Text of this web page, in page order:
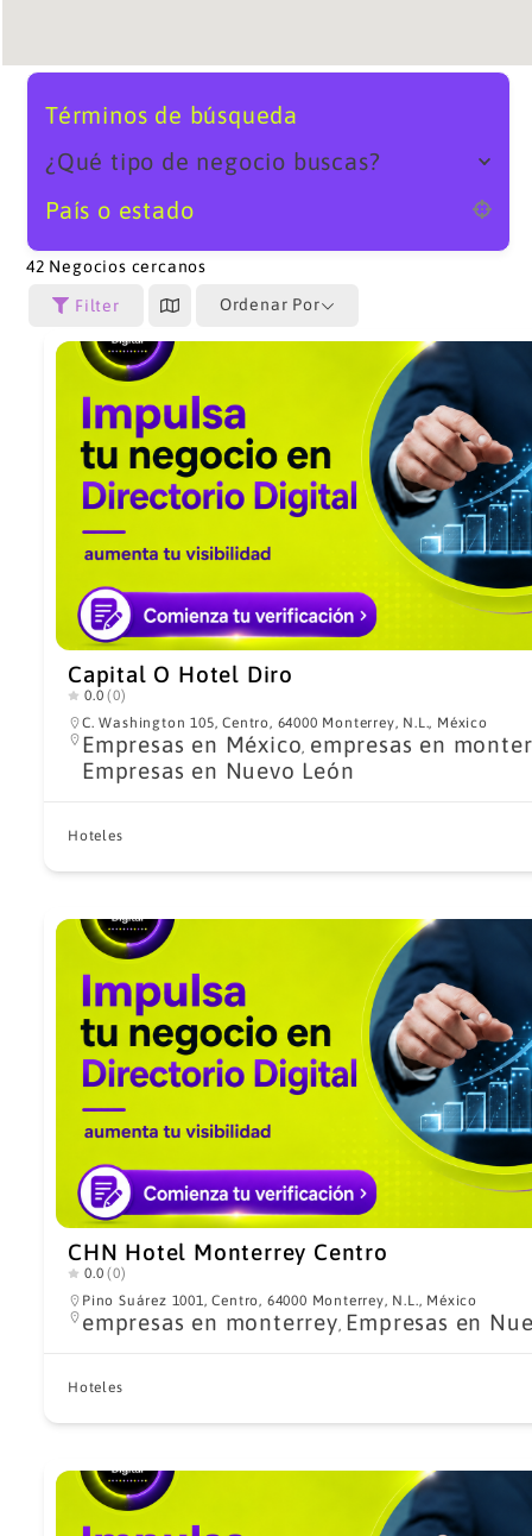
Términos de búsqueda
¿Qué tipo de negocio buscas?
País o estado
42 Negocios cercanos
Filter Ordenar Por
Capital O Hotel Diro
0.0 (0)
C. Washington 105, Centro, 64000 Monterrey, N.L., México
Empresas en México, empresas en
Empresas en Nuevo León
Hoteles
CHN Hotel Monterrey Centro
0.0 (0)
Pino Suárez 1001, Centro, 64000 Monterrey, N.L., México
empresas en monterrey, Empresas en
Hoteles